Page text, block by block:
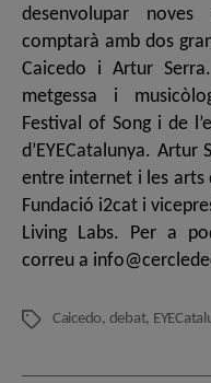
desenvolupar
comptarà amb dos
Caicedo i Artur
metgessa i
Festival of Song i de
d’EYECatalunya. Artur
entre internet i les arts
Fundació i2cat i
Living Labs. Per a
correu a
Etiquetes
Caicedo, debat,